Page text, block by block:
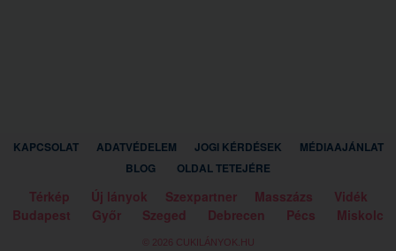
KAPCSOLAT ADATVÉDELEM JOGI KÉRDÉSEK
MÉDIAAJÁNLAT
BLOG
OLDAL TETEJÉRE
Térkép Új lányok Szexpartner Masszázs
Vidék
Budapest
Győr Szeged Debrecen Pécs Miskolc
© 2026 CUKILÁNYOK.HU